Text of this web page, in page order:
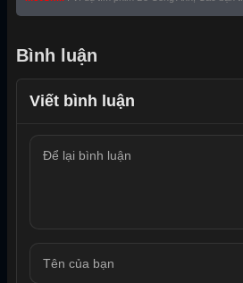
Bình luận
Viết bình luận